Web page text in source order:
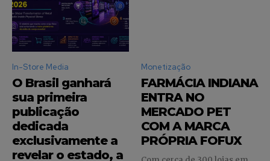
In-Store Media
O Brasil ganhará
sua primeira
publicação
dedicada
exclusivamente a
revelar o estado, a
Monetização
FARMÁCIA INDIANA
ENTRA NO
MERCADO PET
COM A MARCA
PRÓPRIA FOFUX